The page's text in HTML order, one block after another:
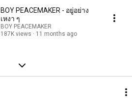
BOY PEACEMAKER - อยู่อย่าง
เหงา ๆ
BOY PEACEMAKER
187K views
11 months ago